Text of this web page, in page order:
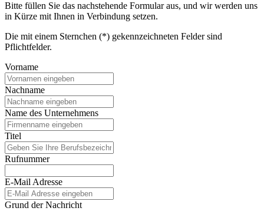
Bitte füllen Sie das nachstehende Formular aus, und wir werden uns
in Kürze mit Ihnen in Verbindung setzen.
Die mit einem Sternchen (*) gekennzeichneten Felder sind
Pflichtfelder.
Vorname
Nachname
Name des Unternehmens
Titel
Rufnummer
E-Mail Adresse
Grund der Nachricht